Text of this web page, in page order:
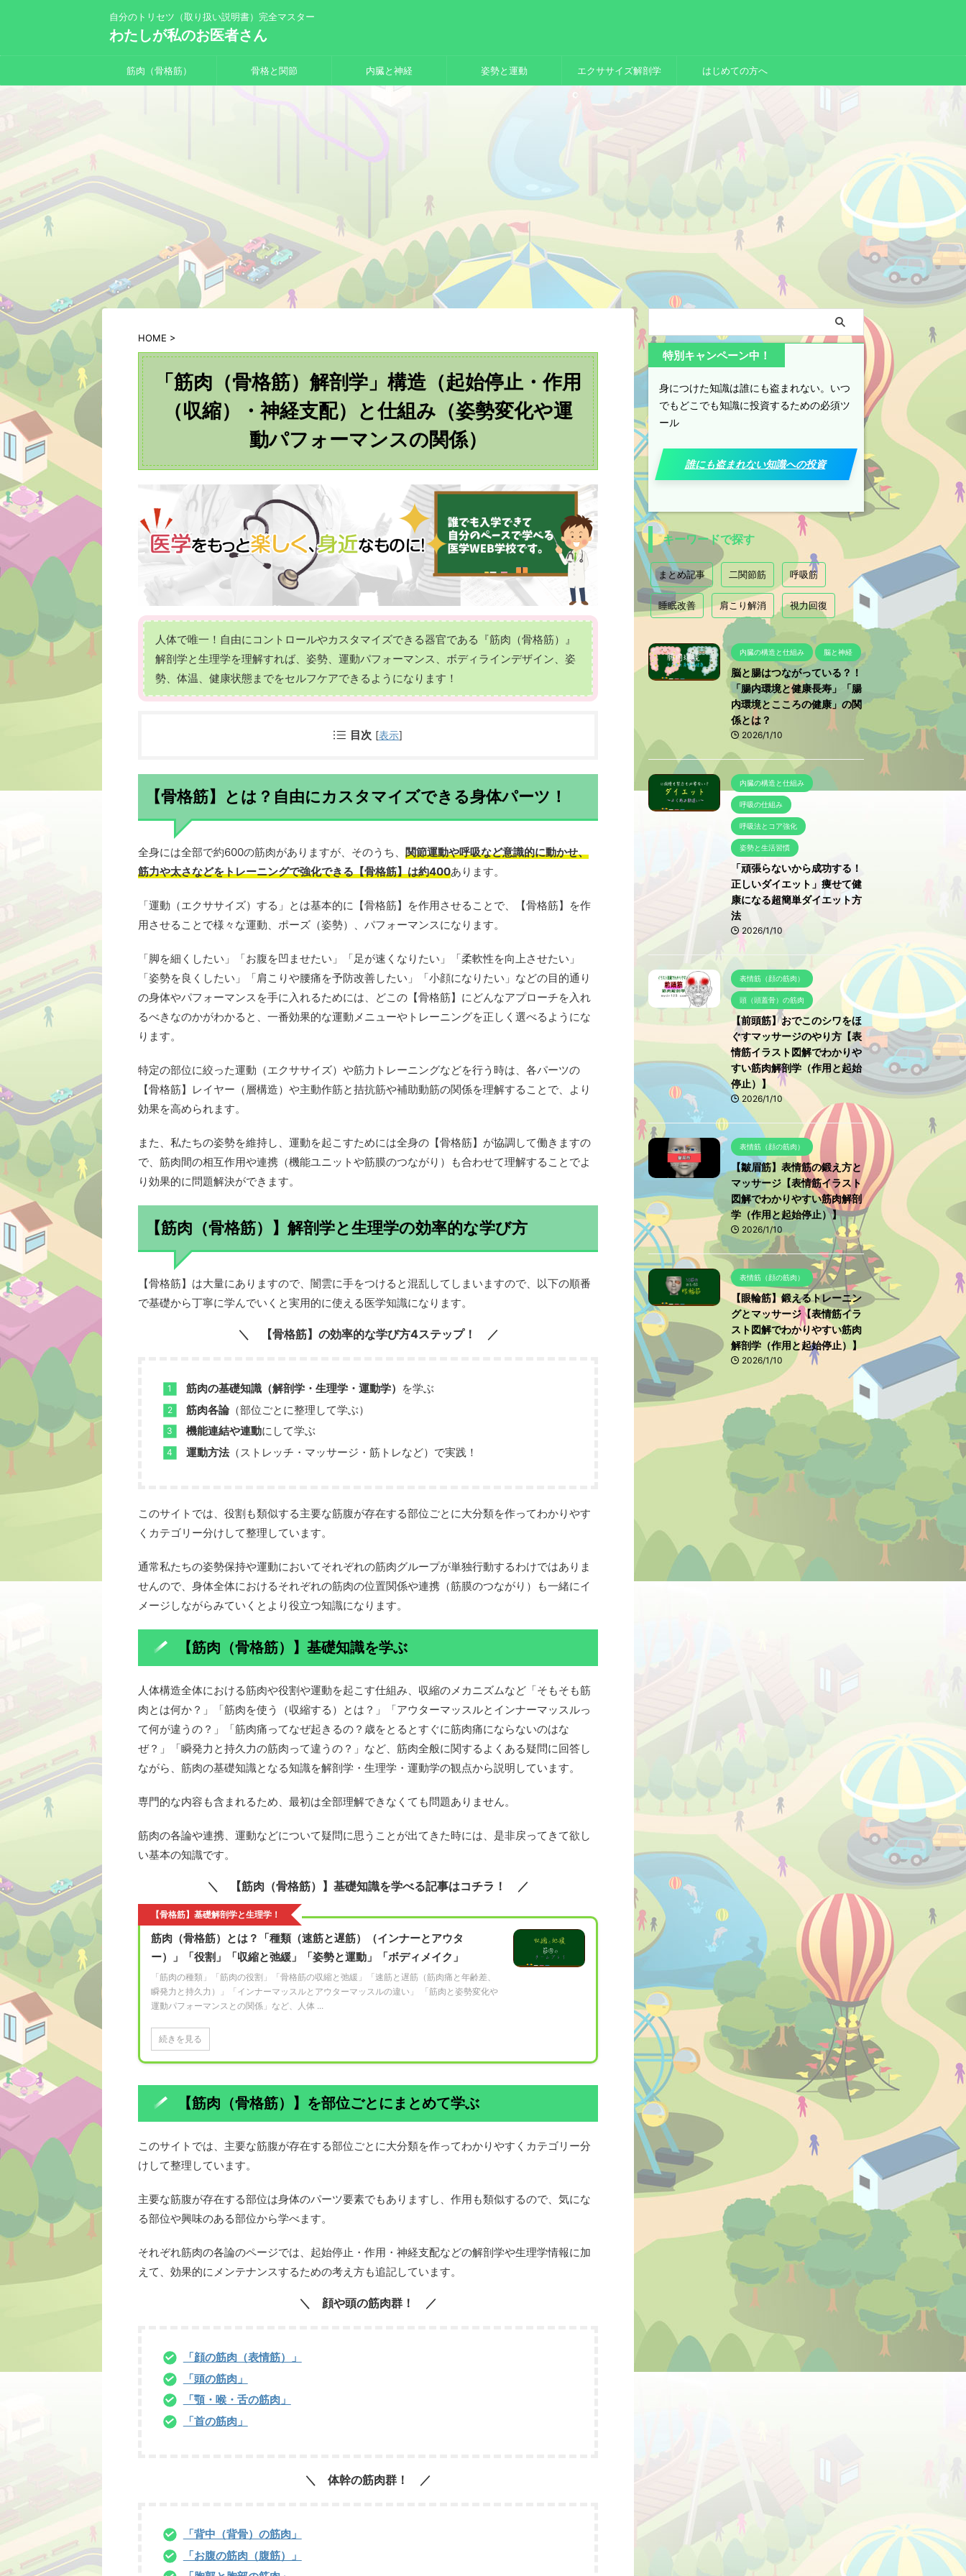
自分のトリセツ（取り扱い説明書）完全マスター
わたしが私のお医者さん
筋肉（骨格筋） 骨格と関節 内臓と神経 姿勢と運動 エクササイズ解剖学 はじめての方へ
HOME >
「筋肉（骨格筋）解剖学」構造（起始停止・作用
（収縮）・神経支配）と仕組み（姿勢変化や運
動パフォーマンスの関係）
人体で唯一！自由にコントロールやカスタマイズできる器官である『筋肉（骨格筋）』
解剖学と生理学を理解すれば、姿勢、運動パフォーマンス、ボディラインデザイン、姿
勢、体温、健康状態までをセルフケアできるようになります！
目次 [表示]
【骨格筋】とは？自由にカスタマイズできる身体パーツ！
全身には全部で約600の筋肉がありますが、そのうち、 関節運動や呼吸など意識的に動かせ、
筋力や太さなどをトレーニングで強化できる【骨格筋】は約400あります。
「運動（エクササイズ）する」とは基本的に【骨格筋】を作用させることで、【骨格筋】を作
用させることで様々な運動、ポーズ（姿勢）、パフォーマンスになります。
「脚を細くしたい」「お腹を凹ませたい」「足が速くなりたい」「柔軟性を向上させたい」
「姿勢を良くしたい」「肩こりや腰痛を予防改善したい」「小顔になりたい」などの目的通り
の身体やパフォーマンスを手に入れるためには、どこの【骨格筋】にどんなアプローチを入れ
るべきなのかがわかると、一番効果的な運動メニューやトレーニングを正しく選べるようにな
ります。
特定の部位に絞った運動（エクササイズ）や筋力トレーニングなどを行う時は、各パーツの
【骨格筋】レイヤー（層構造）や主動作筋と拮抗筋や補助動筋の関係を理解することで、より
効果を高められます。
また、私たちの姿勢を維持し、運動を起こすためには全身の【骨格筋】が協調して働きますの
で、筋肉間の相互作用や連携（機能ユニットや筋膜のつながり）も合わせて理解することでよ
り効果的に問題解決ができます。
【筋肉（骨格筋）】解剖学と生理学の効率的な学び方
【骨格筋】は大量にありますので、闇雲に手をつけると混乱してしまいますので、以下の順番
で基礎から丁寧に学んでいくと実用的に使える医学知識になります。
【骨格筋】の効率的な学び方4ステップ！
筋肉の基礎知識（解剖学・生理学・運動学） を学ぶ
筋肉各論（部位ごとに整理して学ぶ）
機能連結や連動にして学ぶ
運動方法（ストレッチ・マッサージ・筋トレなど）で実践！
このサイトでは、役割も類似する主要な筋腹が存在する部位ごとに大分類を作ってわかりやす
くカテゴリー分けして整理しています。
通常私たちの姿勢保持や運動においてそれぞれの筋肉グループが単独行動するわけではありま
せんので、身体全体におけるそれぞれの筋肉の位置関係や連携（筋膜のつながり）も一緒にイ
メージしながらみていくとより役立つ知識になります。
【筋肉（骨格筋）】基礎知識を学ぶ
人体構造全体における筋肉や役割や運動を起こす仕組み、収縮のメカニズムなど「そもそも筋
肉とは何か？」「筋肉を使う（収縮する）とは？」「アウターマッスルとインナーマッスルっ
て何が違うの？」「筋肉痛ってなぜ起きるの？歳をとるとすぐに筋肉痛にならないのはな
ぜ？」「瞬発力と持久力の筋肉って違うの？」など、筋肉全般に関するよくある疑問に回答し
ながら、筋肉の基礎知識となる知識を解剖学・生理学・運動学の観点から説明しています。
専門的な内容も含まれるため、最初は全部理解できなくても問題ありません。
筋肉の各論や連携、運動などについて疑問に思うことが出てきた時には、是非戻ってきて欲し
い基本の知識です。
【筋肉（骨格筋）】基礎知識を学べる記事はコチラ！
【骨格筋】基礎解剖学と生理学！
筋肉（骨格筋）とは？「種類（速筋と遅筋）（インナーとアウタ
ー）」「役割」「収縮と弛緩」「姿勢と運動」「ボディメイク」
「筋肉の種類」「筋肉の役割」「骨格筋の収縮と弛緩」「速筋と遅筋（筋肉痛と年齢差、
瞬発力と持久力）」「インナーマッスルとアウターマッスルの違い」 「筋肉と姿勢変化や
運動パフォーマンスとの関係」など、人体 ...
続きを見る
【筋肉（骨格筋）】を部位ごとにまとめて学ぶ
このサイトでは、主要な筋腹が存在する部位ごとに大分類を作ってわかりやすくカテゴリー分
けして整理しています。
主要な筋腹が存在する部位は身体のパーツ要素でもありますし、作用も類似するので、気にな
る部位や興味のある部位から学べます。
それぞれ筋肉の各論のページでは、起始停止・作用・神経支配などの解剖学や生理学情報に加
えて、効果的にメンテナンスするための考え方も追記しています。
顔や頭の筋肉群！
「顔の筋肉（表情筋）」
「頭の筋肉」
「顎・喉・舌の筋肉」
「首の筋肉」
体幹の筋肉群！
「背中（背骨）の筋肉」
「お腹の筋肉（腹筋）」
特別キャンペーン中！
身につけた知識は誰にも盗まれない。いつ
でもどこでも知識に投資するための必須ツ
ール
誰にも盗まれない知識への投資
キーワードで探す
まとめ記事 二関節筋 呼吸筋
睡眠改善 肩こり解消 視力回復
内臓の構造と仕組み 脳と神経
脳と腸はつながっている？！
「腸内環境と健康長寿」「腸
内環境とこころの健康」の関
係とは？
2026/1/10
内臓の構造と仕組み
呼吸の仕組み
呼吸法とコア強化
姿勢と生活習慣
「頑張らないから成功する！
正しいダイエット」痩せて健
康になる超簡単ダイエット方
法
2026/1/10
表情筋（顔の筋肉）
頭（頭蓋骨）の筋肉
【前頭筋】おでこのシワをほ
ぐすマッサージのやり方【表
情筋イラスト図解でわかりや
すい筋肉解剖学（作用と起始
停止）】
2026/1/10
表情筋（顔の筋肉）
【皺眉筋】表情筋の鍛え方と
マッサージ【表情筋イラスト
図解でわかりやすい筋肉解剖
学（作用と起始停止）】
2026/1/10
表情筋（顔の筋肉）
【眼輪筋】鍛えるトレーニン
グとマッサージ【表情筋イラ
スト図解でわかりやすい筋肉
解剖学（作用と起始停止）】
2026/1/10